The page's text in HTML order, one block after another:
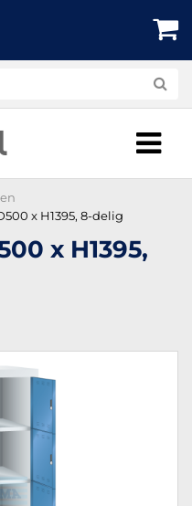
x H1395, 8-delig
x H1395,